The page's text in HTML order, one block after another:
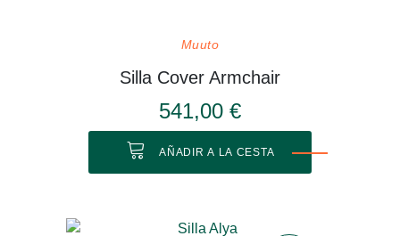
Muuto
Silla Cover Armchair
541,00 €
AÑADIR A LA CESTA